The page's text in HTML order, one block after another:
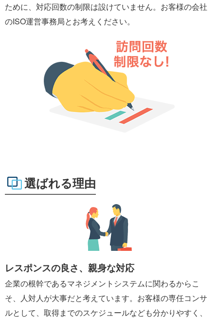
ために、対応回数の制限は設けていません。お客様の会社
のISO運営事務局とお考えください。
選ばれる理由
レスポンスの良さ、親身な対応
企業の根幹であるマネジメントシステムに関わるからこ
そ、人対人が大事だと考えています。お客様の専任コンサ
ルとして、取得までのスケジュールなども分かりやすく、